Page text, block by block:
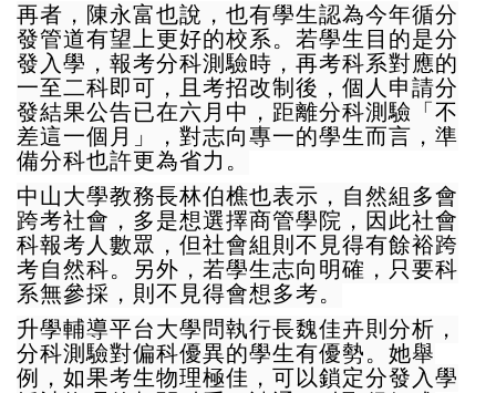
再者，陳永富也說，也有學生認為今年循分
發管道有望上更好的校系。若學生目的是分
發入學，報考分科測驗時，再考科系對應的
一至二科即可，且考招改制後，個人申請分
發結果公告已在六月中，距離分科測驗「不
差這一個月」，對志向專一的學生而言，準
備分科也許更為省力。
中山大學教務長林伯樵也表示，自然組多會
跨考社會，多是想選擇商管學院，因此社會
科報考人數眾，但社會組則不見得有餘裕跨
考自然科。另外，若學生志向明確，只要科
系無參採，則不見得會想多考。
升學輔導平台大學問執行長魏佳卉則分析，
分科測驗對偏科優異的學生有優勢。她舉
例，如果考生物理極佳，可以鎖定分發入學